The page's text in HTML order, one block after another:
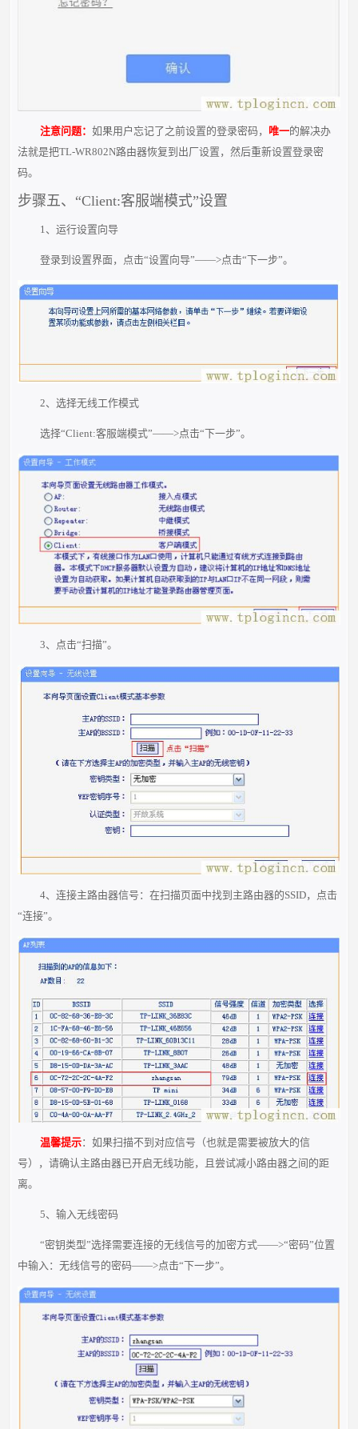
注意问题： 如果用户忘记了之前设置的登录密码， 唯一的解决办
法就是把TL-WR802N路由器恢复到出厂设置，然后重新设置登录密
码。
步骤五、“Client:客服端模式”设置
1、运行设置向导
登录到设置界面，点击“设置向导”——>点击“下一步”。
2、选择无线工作模式
选择“Client:客服端模式”——>点击“下一步”。
3、点击“扫描”。
4、连接主路由器信号：在扫描页面中找到主路由器的SSID，点击
“连接”。
温馨提示：如果扫描不到对应信号（也就是需要被放大的信
号），请确认主路由器已开启无线功能，且尝试减小路由器之间的距
离。
5、输入无线密码
“密钥类型”选择需要连接的无线信号的加密方式——>“密码”位置
中输入：无线信号的密码——>点击“下一步”。